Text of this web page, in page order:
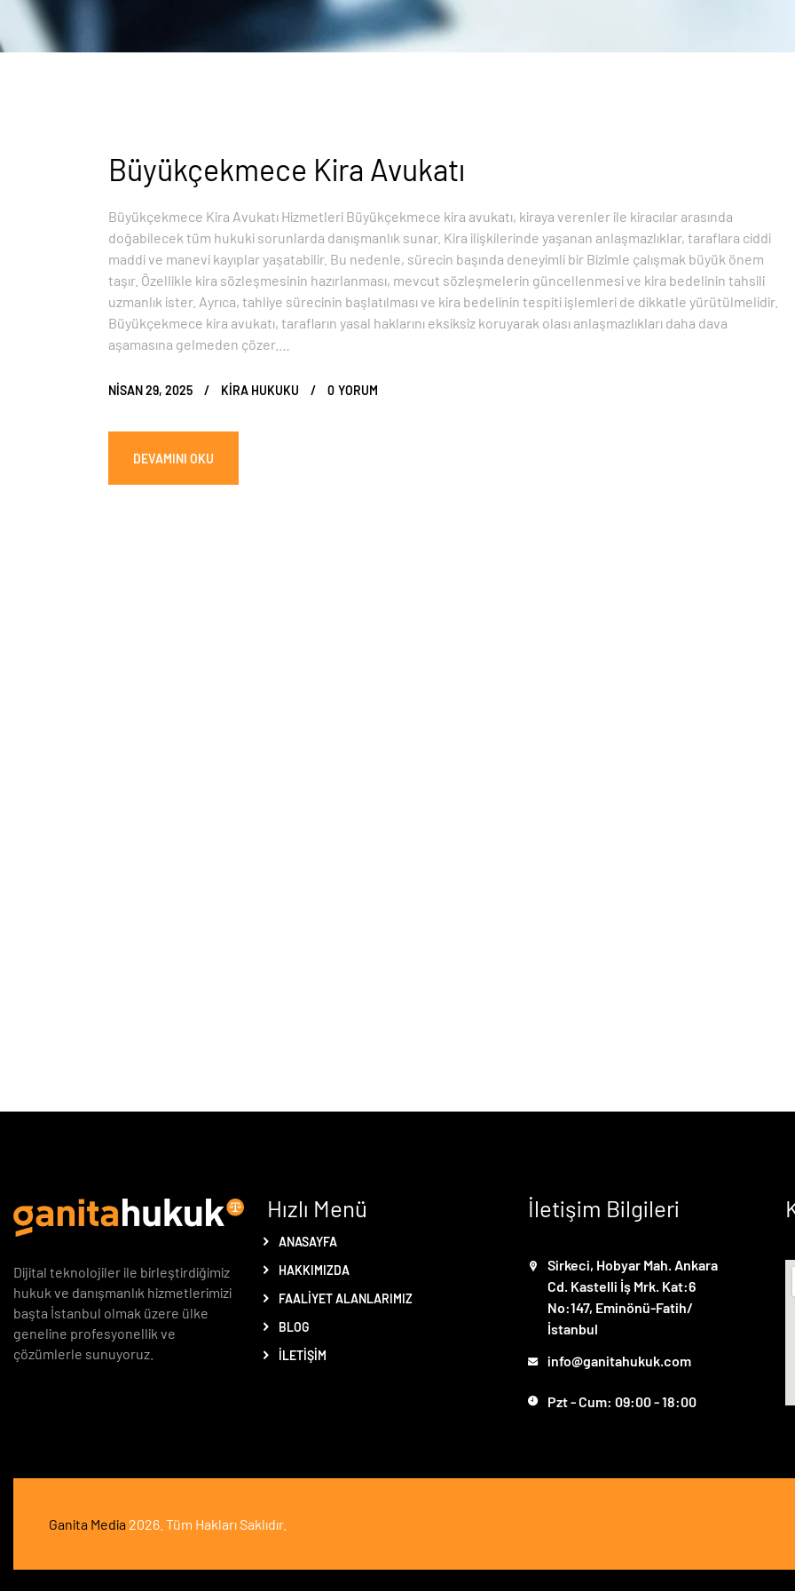
Büyükçekmece Kira Avukatı
Büyükçekmece Kira Avukatı Hizmetleri Büyükçekmece kira avukatı, kiraya verenler ile kiracılar arasında
doğabilecek tüm hukuki sorunlarda danışmanlık sunar. Kira ilişkilerinde yaşanan anlaşmazlıklar, taraflara ciddi
maddi ve manevi kayıplar yaşatabilir. Bu nedenle, sürecin başında deneyimli bir Bizimle çalışmak büyük önem
taşır. Özellikle kira sözleşmesinin hazırlanması, mevcut sözleşmelerin güncellenmesi ve kira bedelinin tahsili
uzmanlık ister. Ayrıca, tahliye sürecinin başlatılması ve kira bedelinin tespiti işlemleri de dikkatle yürütülmelidir.
Büyükçekmece kira avukatı, tarafların yasal haklarını eksiksiz koruyarak olası anlaşmazlıkları daha dava
aşamasına gelmeden çözer.…
NISAN 29, 2025 KIRA HUKUKU 0 YORUM
DEVAMINI OKU
Dijital teknolojiler ile birleştirdiğimiz
hukuk ve danışmanlık hizmetlerimizi
başta İstanbul olmak üzere ülke
geneline profesyonellik ve
çözümlerle sunuyoruz.
Hızlı Menü
ANASAYFA
HAKKIMIZDA
FAALIYET ALANLARIMIZ
BLOG
İLETIŞIM
İletişim Bilgileri
Sirkeci, Hobyar Mah. Ankara
Cd. Kastelli İş Mrk. Kat:6
No:147, Eminönü-Fatih/
İstanbul
info@ganitahukuk.com
Pzt - Cum: 09:00 - 18:00
Ganita Media 2026. Tüm Hakları Saklıdır.